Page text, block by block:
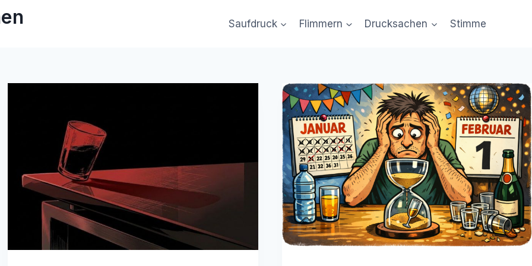
Saufdruck Flimmern Drucksachen Stimme